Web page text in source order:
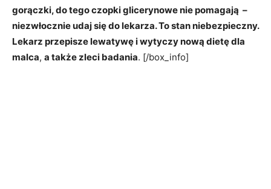
gorączki, do tego czopki glicerynowe nie pomagają –
niezwłocznie udaj się do lekarza. To stan niebezpieczny.
Lekarz przepisze lewatywę i wytyczy nową dietę dla
malca, a także zleci badania. [/box_info]